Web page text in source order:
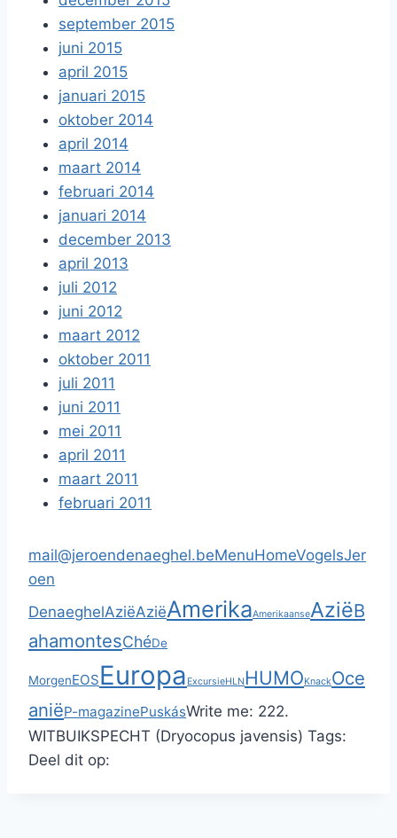
september 2015
juni 2015
april 2015
januari 2015
oktober 2014
april 2014
maart 2014
februari 2014
januari 2014
december 2013
april 2013
juli 2012
juni 2012
maart 2012
oktober 2011
juli 2011
juni 2011
mei 2011
april 2011
maart 2011
februari 2011
mail@jeroendenaeghel.beMenuHomeVogelsJer
oen
DenaeghelAziëAziëAmerikaAmerikaanseAziëB
ahamontesChéDe
MorgenEOSEuropa ExcursieHLNHUMOKnackOce
aniëP-magazinePuskásWrite me: 222.
WITBUIKSPECHT (Dryocopus javensis) Tags:
Deel dit op: